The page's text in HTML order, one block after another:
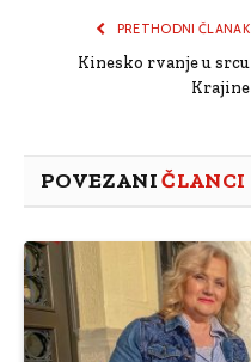
PRETHODNI ČLANAK
Kinesko rvanje u srcu
Krajine
POVEZANIČLANCI